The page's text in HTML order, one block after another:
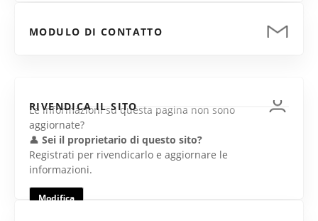
MODULO DI CONTATTO
RIVENDICA IL SITO
Le informazioni su questa pagina non sono
aggiornate?
👤 Sei il proprietario di questo sito?
Registrati per rivendicarlo e aggiornare le
informazioni.
Modifica